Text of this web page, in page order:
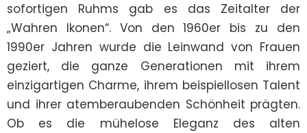
sofortigen Ruhms gab es das Zeitalter der
„Wahren Ikonen“. Von den 1960er bis zu den
1990er Jahren wurde die Leinwand von Frauen
geziert, die ganze Generationen mit ihrem
einzigartigen Charme, ihrem beispiellosen Talent
und ihrer atemberaubenden Schönheit prägten.
Ob es die mühelose Eleganz des alten